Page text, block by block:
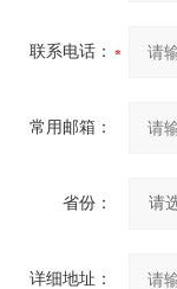
联系电话：
常用邮箱：
省份：
详细地址：